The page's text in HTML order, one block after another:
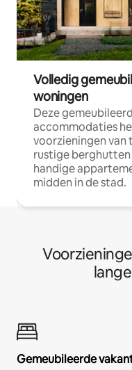
Volledig
woningen
Deze
accommodaties
voorzieningen van
rustige
handige
midden in de stad.
Gemeubileerde